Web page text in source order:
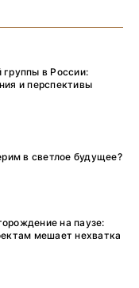
в России:
и перспективы
в светлое будущее?
на паузе:
мешает нехватка